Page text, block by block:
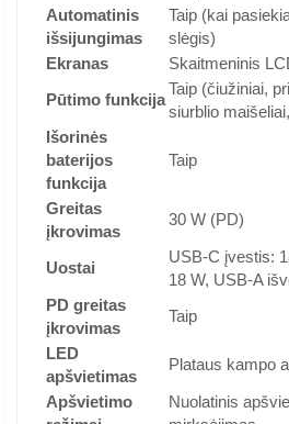
Automatinis
išsijungimas
Taip (kai
slėgis)
Ekranas
Skaitmeninis
Pūtimo funkcija
Taip (čiužiniai,
siurblio
Išorinės
baterijos
funkcija
Taip
Greitas
įkrovimas
30 W (PD)
Uostai
USB-C įvestis:
18 W, USB-A
PD greitas
įkrovimas
Taip
LED
apšvietimas
Plataus kampo
Apšvietimo
Nuolatinis